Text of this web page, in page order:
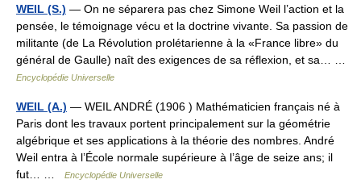
WEIL (S.) — On ne séparera pas chez Simone Weil l’action et la
pensée, le témoignage vécu et la doctrine vivante. Sa passion de
militante (de La Révolution prolétarienne à la «France libre» du
général de Gaulle) naît des exigences de sa réflexion, et sa… …
Encyclopédie Universelle
WEIL (A.) — WEIL ANDRÉ (1906 ) Mathématicien français né à
Paris dont les travaux portent principalement sur la géométrie
algébrique et ses applications à la théorie des nombres. André
Weil entra à l’École normale supérieure à l’âge de seize ans; il
fut… …
Encyclopédie Universelle